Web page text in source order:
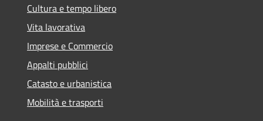
Cultura e tempo libero
Vita lavorativa
Imprese e Commercio
Appalti pubblici
Catasto e urbanistica
Mobilità e trasporti